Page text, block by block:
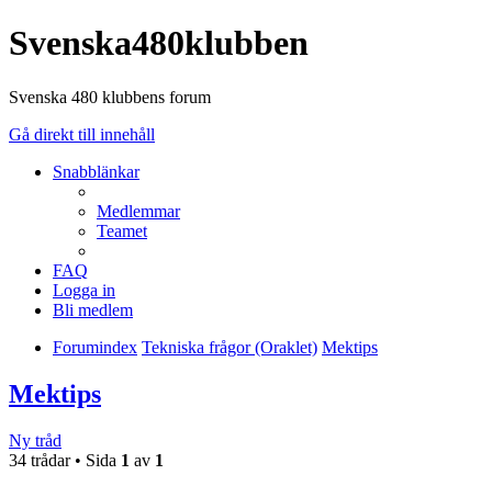
Svenska480klubben
Svenska 480 klubbens forum
Gå direkt till innehåll
Snabblänkar
Medlemmar
Teamet
FAQ
Logga in
Bli medlem
Forumindex Tekniska frågor (Oraklet) Mektips
Mektips
Ny tråd
34 trådar • Sida 1 av 1